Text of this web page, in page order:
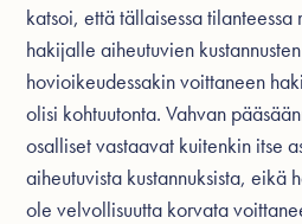
katsoi, että tällaisessa tilanteessa
hakijalle aiheutuvien
hovioikeudessakin voittaneen
olisi kohtuutonta. Vahvan
osalliset vastaavat kuitenkin itse
aiheutuvista kustannuksista, eikä
ole velvollisuutta korvata